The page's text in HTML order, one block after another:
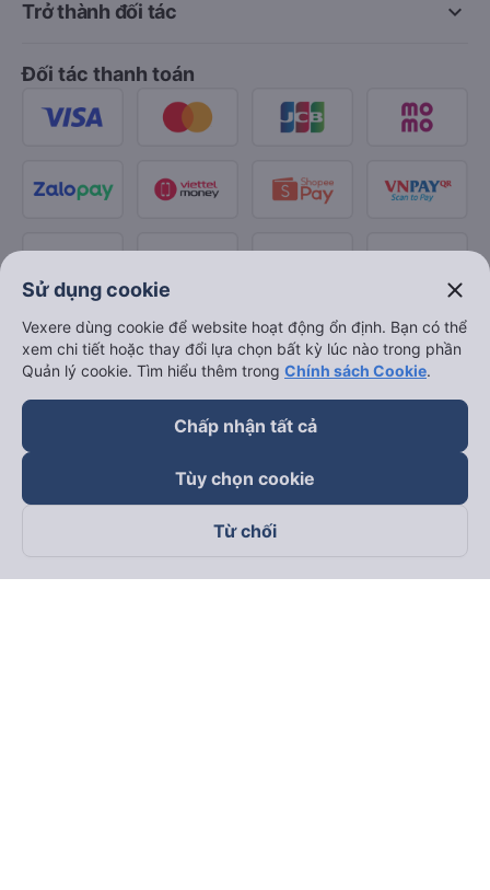
keyboard_arrow_down
Trở thành đối tác
Đối tác thanh toán
Theo dõi chúng tôi trên
Sử dụng cookie close
Vexere dùng cookie để website hoạt động ổn định. Bạn có thể
xem chi tiết hoặc thay đổi lựa chọn bất kỳ lúc nào trong phần
Quản lý cookie. Tìm hiểu thêm trong Chính sách Cookie.
Chấp nhận tất cả
Tùy chọn cookie
Từ chối